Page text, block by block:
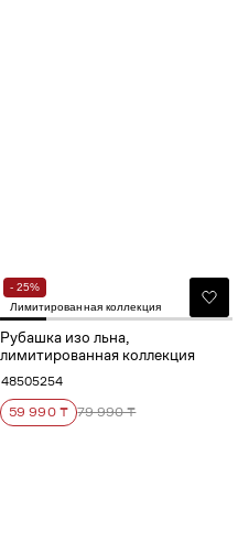
- 25%
Лимитированная коллекция
Рубашка изо льна,
лимитированная коллекция
48505254
59 990 ₸ 79 990 ₸